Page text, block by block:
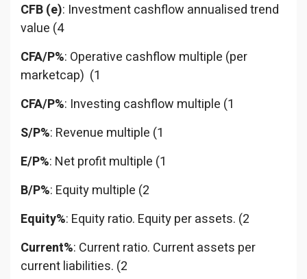
CFB (e): Investment cashflow annualised trend
value (4
CFA/P%: Operative cashflow multiple (per
marketcap) (1
CFA/P%: Investing cashflow multiple (1
S/P%: Revenue multiple (1
E/P%: Net profit multiple (1
B/P%: Equity multiple (2
Equity%: Equity ratio. Equity per assets. (2
Current%: Current ratio. Current assets per
current liabilities. (2